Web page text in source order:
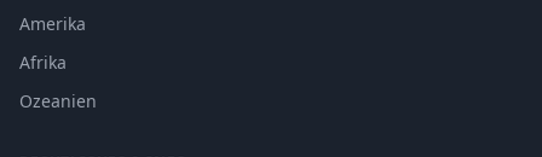
Amerika
Afrika
Ozeanien